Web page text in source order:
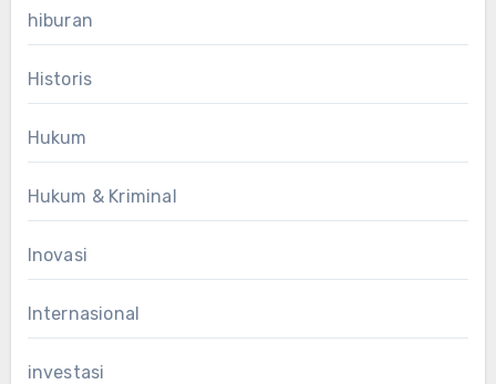
hiburan
Historis
Hukum
Hukum & Kriminal
Inovasi
Internasional
investasi